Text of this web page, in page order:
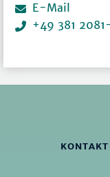
E-Mail
+49 381
KONTAKT